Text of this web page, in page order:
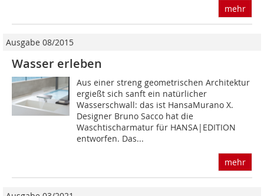
mehr
Ausgabe 08/2015
Wasser erleben
Aus einer streng geometrischen Architektur
ergießt sich sanft ein natürlicher
Wasserschwall: das ist HansaMurano X.
Designer Bruno Sacco hat die
Waschtischarmatur für HANSA|EDITION
entworfen. Das...
mehr